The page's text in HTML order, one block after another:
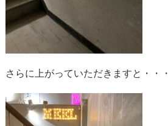
さらに上がっていただきますと・・・